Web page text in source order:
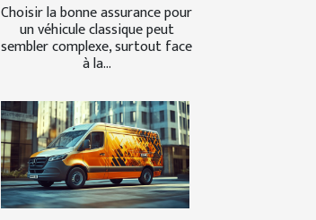
Choisir la bonne assurance pour
un véhicule classique peut
sembler complexe, surtout face
à la...